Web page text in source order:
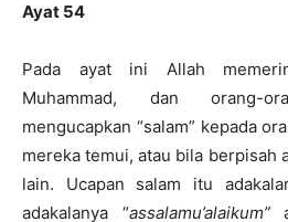
Ayat 54
Pada ayat ini Allah
Muhammad, dan orang-
mengucapkan “salam” kepada
mereka temui, atau bila berpisah
lain. Ucapan salam itu
adakalanya “assalamu’alaikum”